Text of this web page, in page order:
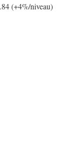
(+4%/niveau)